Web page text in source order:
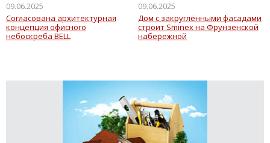
09.06.2025
Согласована архитектурная
концепция офисного
небоскреба BELL
09.06.2025
Дом с закруглёнными фасадами
строит Sminex на Фрунзенской
набережной